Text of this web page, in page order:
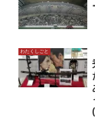
わたくしごと